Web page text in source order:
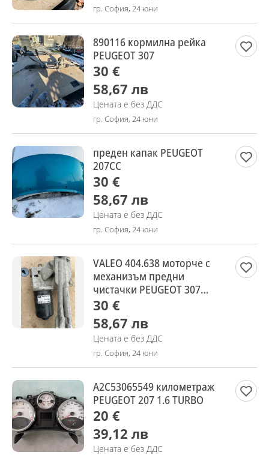
гр. София, 24 юни
890116 кормилна рейка
PEUGEOT 307
30 €
58,67 лв
Цената е без ДДС
гр. София, 24 юни
преден капак PEUGEOT
207CC
30 €
58,67 лв
Цената е без ДДС
гр. София, 24 юни
VALEO 404.638 моторче с
механизъм предни
чистачки PEUGEOT 307
3212S
30 €
58,67 лв
Цената е без ДДС
гр. София, 24 юни
A2C53065549 километраж
PEUGEOT 207 1.6 TURBO
20 €
39,12 лв
Цената е без ДДС